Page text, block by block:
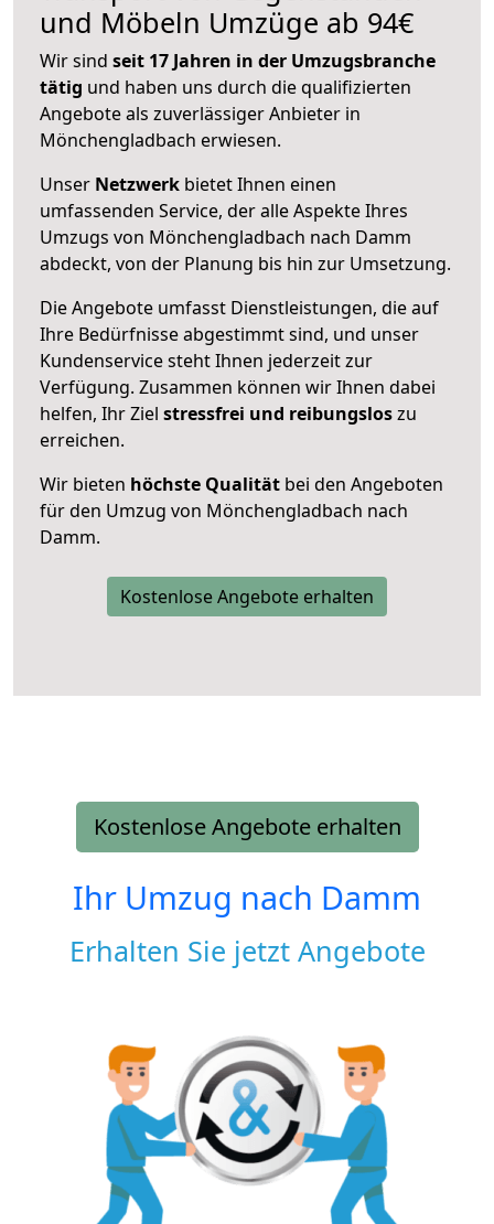
und Möbeln Umzüge ab 94€
Wir sind seit 17 Jahren in der Umzugsbranche
tätig und haben uns durch die qualifizierten
Angebote als zuverlässiger Anbieter in
Mönchengladbach erwiesen.
Unser Netzwerk bietet Ihnen einen
umfassenden Service, der alle Aspekte Ihres
Umzugs von Mönchengladbach nach Damm
abdeckt, von der Planung bis hin zur Umsetzung.
Die Angebote umfasst Dienstleistungen, die auf
Ihre Bedürfnisse abgestimmt sind, und unser
Kundenservice steht Ihnen jederzeit zur
Verfügung. Zusammen können wir Ihnen dabei
helfen, Ihr Ziel stressfrei und reibungsloszu
erreichen.
Wir bieten höchste Qualität bei den Angeboten
für den Umzug von Mönchengladbach nach
Damm.
Kostenlose Angebote erhalten
Kostenlose Angebote erhalten
Ihr Umzug nach Damm
Erhalten Sie jetzt Angebote